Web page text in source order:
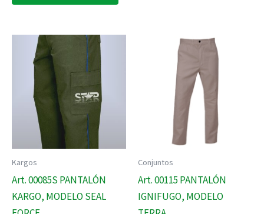
Kargos
Art. 00085S PANTALÓN
KARGO, MODELO SEAL
Conjuntos
Art. 00115 PANTALÓN
IGNIFUGO, MODELO